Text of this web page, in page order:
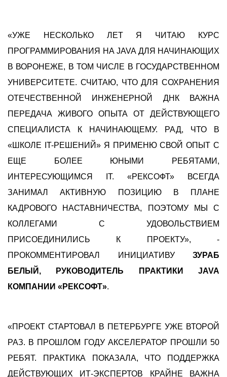
«УЖЕ НЕСКОЛЬКО ЛЕТ Я ЧИТАЮ КУРС
ПРОГРАММИРОВАНИЯ НА JAVA ДЛЯ НАЧИНАЮЩИХ
В ВОРОНЕЖЕ, В ТОМ ЧИСЛЕ В ГОСУДАРСТВЕННОМ
УНИВЕРСИТЕТЕ. СЧИТАЮ, ЧТО ДЛЯ СОХРАНЕНИЯ
ОТЕЧЕСТВЕННОЙ ИНЖЕНЕРНОЙ ДНК ВАЖНА
ПЕРЕДАЧА ЖИВОГО ОПЫТА ОТ ДЕЙСТВУЮЩЕГО
СПЕЦИАЛИСТА К НАЧИНАЮЩЕМУ. РАД, ЧТО В
«ШКОЛЕ IT-РЕШЕНИЙ» Я ПРИМЕНЮ СВОЙ ОПЫТ С
ЕЩЕ БОЛЕЕ ЮНЫМИ РЕБЯТАМИ,
ИНТЕРЕСУЮЩИМСЯ IT. «РЕКСОФТ» ВСЕГДА
ЗАНИМАЛ АКТИВНУЮ ПОЗИЦИЮ В ПЛАНЕ
КАДРОВОГО НАСТАВНИЧЕСТВА, ПОЭТОМУ МЫ С
КОЛЛЕГАМИ С УДОВОЛЬСТВИЕМ
ПРИСОЕДИНИЛИСЬ К ПРОЕКТУ», -
ПРОКОММЕНТИРОВАЛ ИНИЦИАТИВУ ЗУРАБ
БЕЛЫЙ, РУКОВОДИТЕЛЬ ПРАКТИКИ JAVA
КОМПАНИИ «РЕКСОФТ».
«ПРОЕКТ СТАРТОВАЛ В ПЕТЕРБУРГЕ УЖЕ ВТОРОЙ
РАЗ. В ПРОШЛОМ ГОДУ АКСЕЛЕРАТОР ПРОШЛИ 50
РЕБЯТ. ПРАКТИКА ПОКАЗАЛА, ЧТО ПОДДЕРЖКА
ДЕЙСТВУЮЩИХ ИТ-ЭКСПЕРТОВ КРАЙНЕ ВАЖНА